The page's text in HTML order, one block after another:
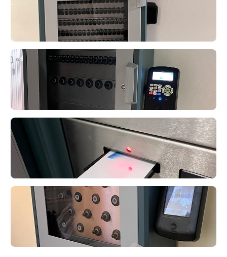
Flexx 24U con 256 posti chiave
deister
deister
deister